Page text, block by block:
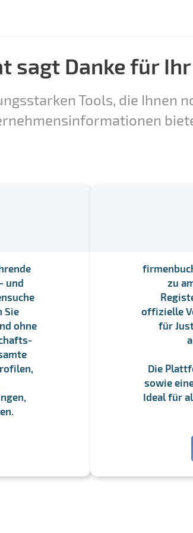
sagt Danke für
Tools, die Ihnen
und
Sie
ohne
zu
offizielle
für
Die
sowie
Ideal für